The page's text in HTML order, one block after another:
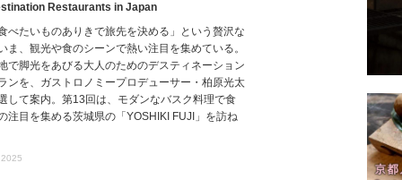
Restaurants in Japan
べたいものありきで旅先を決める」という贅沢な
ま、観光や食のシーンで熱い注目を集めている。
で脚光をあびる大人のためのデスティネーション
ンを、ガストロノミープロデューサー・柏原光太
して案内。第13回は、モダンなバスク料理で食
注目を集める茨城県の「YOSHIKI FUJI」を訪ね